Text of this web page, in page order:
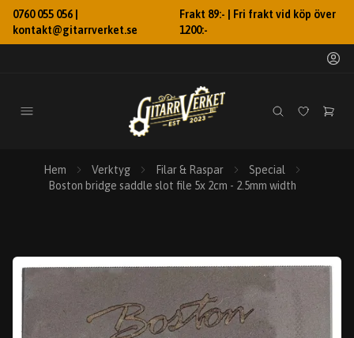
0760 055 056 |
kontakt@gitarrverket.se
Frakt 89:- | Fri frakt vid köp över
1200:-
Hem Verktyg Filar & Raspar
Special
Boston bridge saddle slot file 5x 2cm - 2.5mm width